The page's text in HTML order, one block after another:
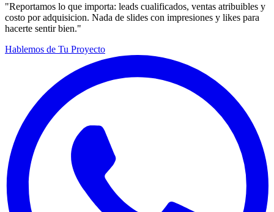
"Reportamos lo que importa: leads cualificados, ventas atribuibles y
costo por adquisicion. Nada de slides con impresiones y likes para
hacerte sentir bien."
Hablemos de Tu Proyecto